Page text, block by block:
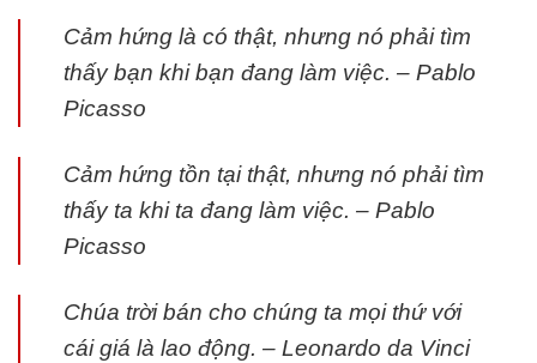
Cảm hứng là có thật, nhưng nó phải tìm
thấy bạn khi bạn đang làm việc. – Pablo
Picasso
Cảm hứng tồn tại thật, nhưng nó phải tìm
thấy ta khi ta đang làm việc. – Pablo
Picasso
Chúa trời bán cho chúng ta mọi thứ với
cái giá là lao động. – Leonardo da Vinci